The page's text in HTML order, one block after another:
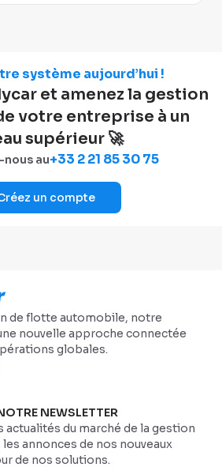
système aujourd’hui !
et amenez la gestion
votre entreprise à un
supérieur 🚀
au+33 2 21 85 30 75
un compte
de flotte automobile, notre
nouvelle approche connectée
globales.
NEWSLETTER
actualités du marché de la gestion
annonces de nos nouveaux
de nos solutions.